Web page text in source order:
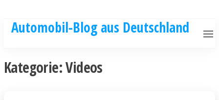
Automobil-Blog aus Deutschland
Kategorie:Videos